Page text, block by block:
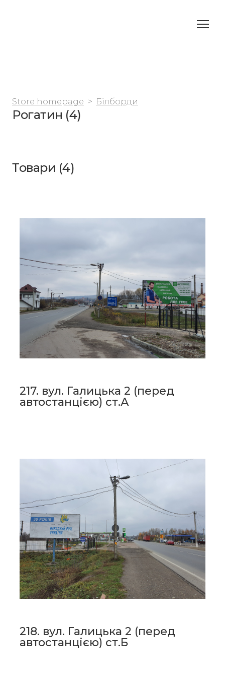
Store homepage Білборди
Рогатин (4)
Товари (4)
217. вул. Галицька 2 (перед
автостанцією) ст.А
218. вул. Галицька 2 (перед
автостанцією) ст.Б